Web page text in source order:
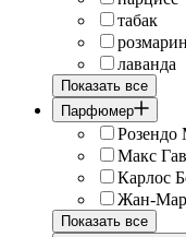
табак
розмарин
лаванда
Показать все
Парфюмер
Розендо
Макс
Карлос
Жан-
Показать все